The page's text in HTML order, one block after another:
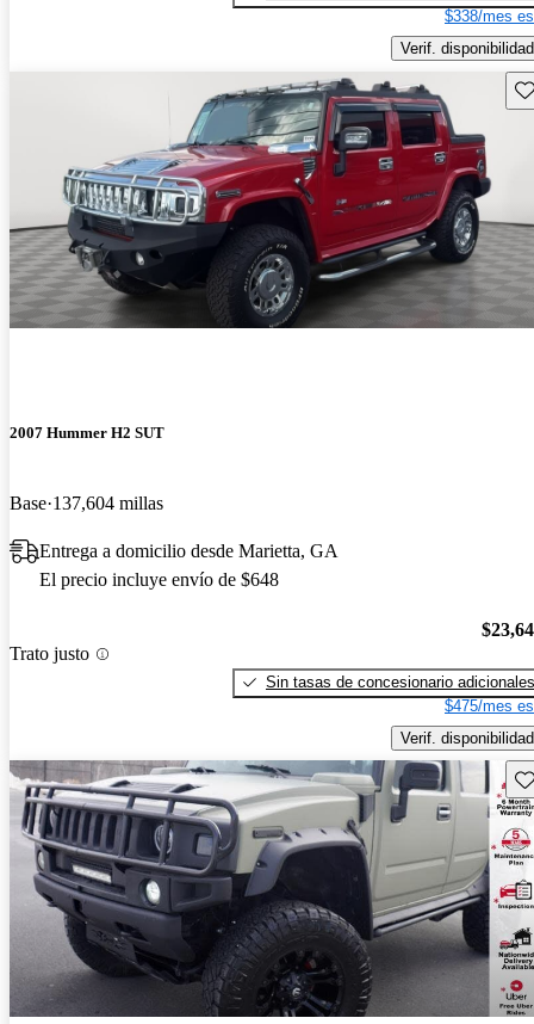
$338/mes
Verif. disponibilidad
2007 Hummer H2 SUT
Base 137,604 millas
Entrega a domicilio desde Marietta, GA
El precio incluye envío de $648
Trato justo
Sin tasas de concesionario adicionales
$475/mes
Verif. disponibilidad